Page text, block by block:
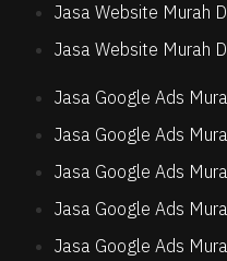
Jasa Website Murah
Jasa Website Murah
Jasa Google Ads
Jasa Google Ads
Jasa Google Ads
Jasa Google Ads
Jasa Google Ads